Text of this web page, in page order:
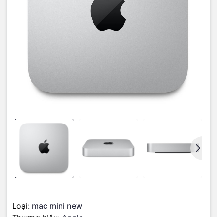
Loại: mac mini new
tải game nặng ký, các tài liệu về máy chủ mà vẫn còn chỗ trống.
Trang bị con chipset mạnh mẽ Apple M2 với 8 nhân CPU, 10 nhân
tạo độ mượt mà nhanh nhạy khi thực hiện các tác vụ.
Chip M2 có tốc độ và hiệu suất tiết kiệm pin tốt hơn con chip M1